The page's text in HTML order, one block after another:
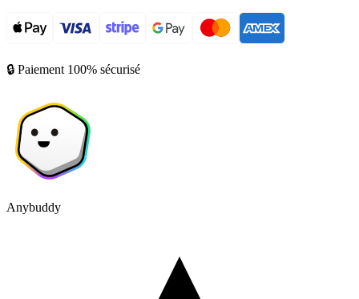
🔒 Paiement 100% sécurisé
Anybuddy